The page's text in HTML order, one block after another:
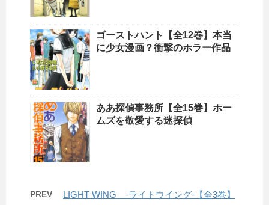
ゴーストハント【全12巻】本当
に少女漫画？衝撃のホラー作品
ああ探偵事務所【全15巻】ホー
ムズを敬愛する迷探偵
PREV
LIGHT WING -ライトウイング-【全3巻】